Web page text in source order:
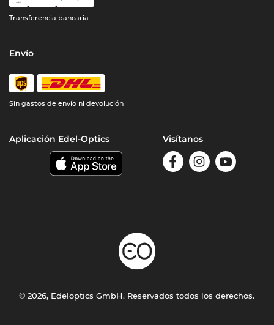
Transferencia bancaria
Envío
Sin gastos de envío ni devolución
Aplicación Edel-Optics Visítanos
© 2026, Edeloptics GmbH. Reservados todos los derechos.